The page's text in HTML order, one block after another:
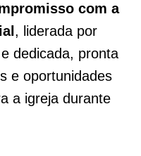
com a
, liderada por
dedicada, pronta
e oportunidades
a igreja durante